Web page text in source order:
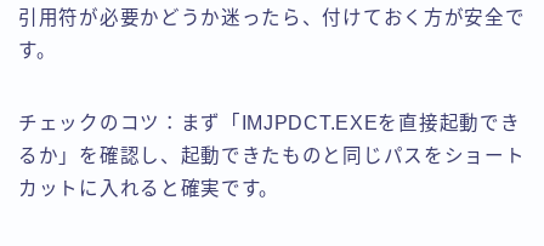
引用符が必要かどうか迷ったら、付けておく方が安全で
す。
チェックのコツ：まず「IMJPDCT.EXEを直接起動でき
るか」を確認し、起動できたものと同じパスをショート
カットに入れると確実です。